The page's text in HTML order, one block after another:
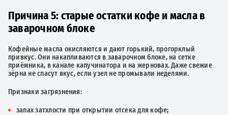
Причина 5: старые остатки кофе и масла в
заварочном блоке
Кофейные масла окисляются и дают горький, прогорклый
привкус. Они накапливаются в заварочном блоке, на сетке
приёмника, в канале капучинатора и на жерновах. Даже свежие
зёрна не спасут вкус, если узел не промывали неделями.
Признаки загрязнения:
запах затхлости при открытии отсека для кофе;